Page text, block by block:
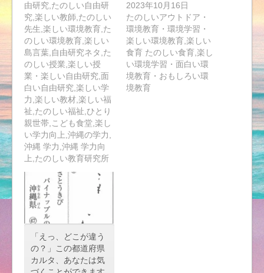
由研究,たのしい自由研
究,楽しい教師,たのしい
先生,楽しい環境教育,た
のしい環境教育,楽しい
島言葉,自由研究ネタ,た
のしい授業,楽しい授
業・楽しい自由研究,面
白い自由研究,楽しい学
力,楽しい教材,楽しい福
祉,たのしい福祉,ひとり
親世帯,こども食堂,楽し
い学力向上,沖縄の学力,
沖縄 学力,沖縄 学力向
上,たのしい教育研究所
2023年10月16日
たのしいアウトドア・
環境教育・環境学習・
楽しい環境教育,楽しい
食育 たのしい食育,楽し
い環境学習・面白い環
境教育・おもしろい環
境教育
「えっ、どこが違う
の？」この都道府県
カルタ、あなたは気